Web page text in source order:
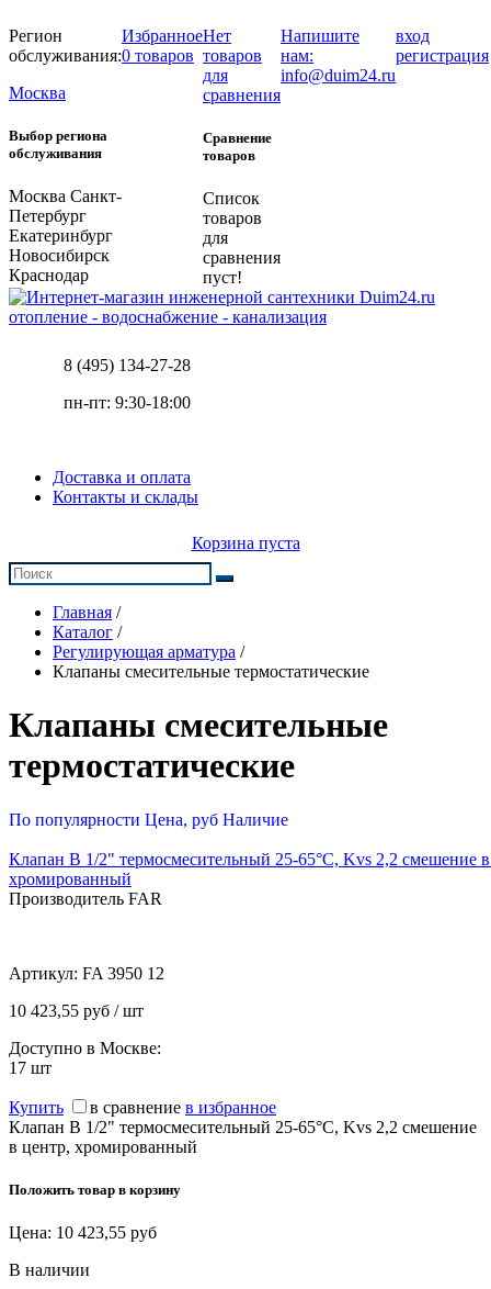
Регион
обслуживания:
Москва
Выбор региона
обслуживания
Москва Санкт-
Петербург
Екатеринбург
Новосибирск
Краснодар
Избранное
0 товаров
Нет
товаров
для
сравнения
Сравнение
товаров
Список
товаров
для
сравнения
пуст!
Напишите
нам:
info@duim24.ru
вход
регистрация
отопление - водоснабжение - канализация
8 (495) 134-27-28
пн-пт: 9:30-18:00
Доставка и оплата
Контакты и склады
Корзина пуста
Главная /
Каталог /
Регулирующая арматура /
Клапаны смесительные термостатические
Клапаны смесительные
термостатические
По популярности Цена, руб Наличие
Клапан В 1/2" термосмесительный 25-65°С, Kvs 2,2 смешение
хромированный
Производитель FAR
Артикул: FA 3950 12
10 423,55 руб / шт
Доступно в Москве:
17 шт
Купить в сравнение в избранное
Клапан В 1/2" термосмесительный 25-65°С, Kvs 2,2 смешение
в центр, хромированный
Положить товар в корзину
Цена: 10 423,55 руб
В наличии